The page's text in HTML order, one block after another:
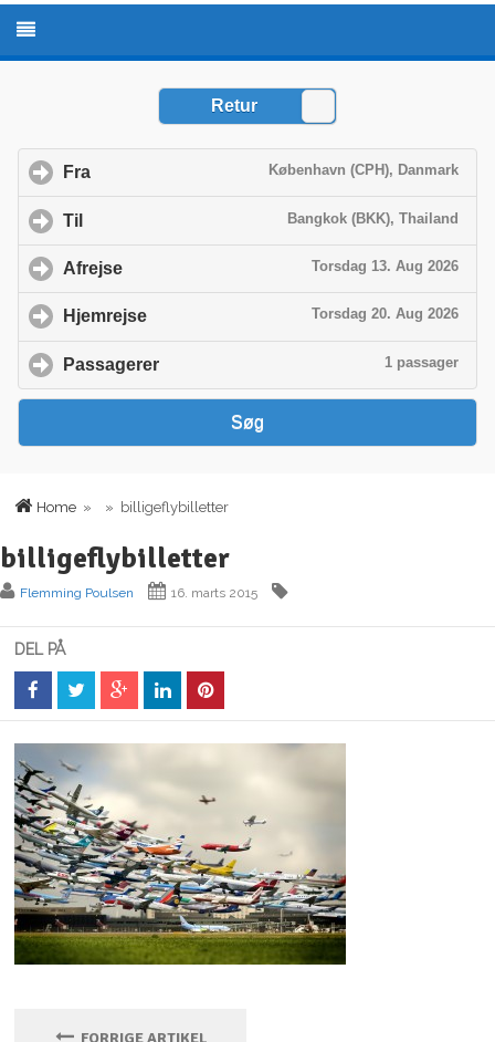
Home » » billigeflybilletter
billigeflybilletter
Flemming Poulsen 16. marts 2015
DEL PÅ
FORRIGE ARTIKEL